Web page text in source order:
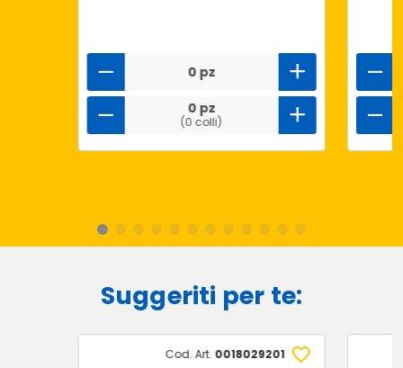
0 pz
0 pz
(0 colli)
Suggeriti per te:
Cod. Art. 0018029201